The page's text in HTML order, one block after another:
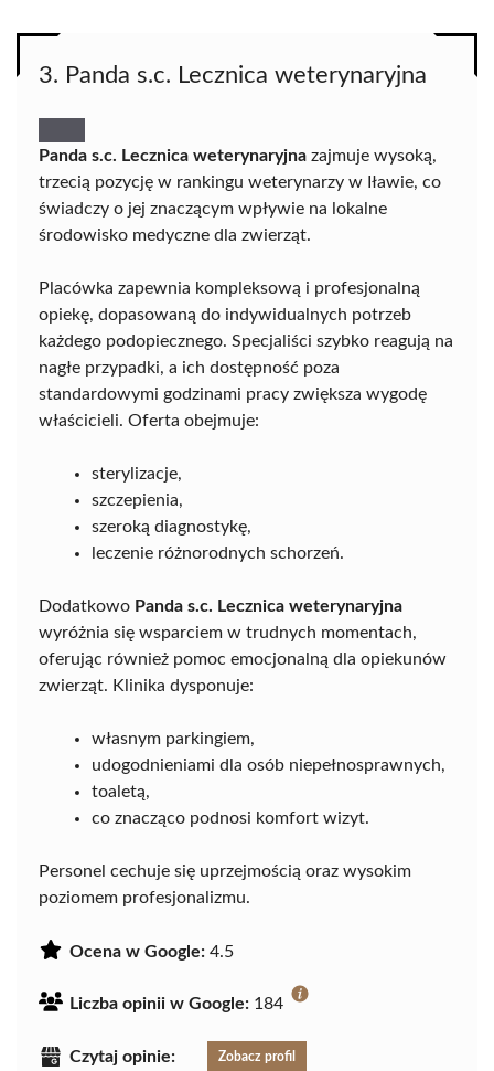
3. Panda s.c. Lecznica weterynaryjna
Panda s.c. Lecznica weterynaryjna zajmuje wysoką,
trzecią pozycję w rankingu weterynarzy w Iławie, co
świadczy o jej znaczącym wpływie na lokalne
środowisko medyczne dla zwierząt.
Placówka zapewnia kompleksową i profesjonalną
opiekę, dopasowaną do indywidualnych potrzeb
każdego podopiecznego. Specjaliści szybko reagują na
nagłe przypadki, a ich dostępność poza
standardowymi godzinami pracy zwiększa wygodę
właścicieli. Oferta obejmuje:
sterylizacje,
szczepienia,
szeroką diagnostykę,
leczenie różnorodnych schorzeń.
Dodatkowo Panda s.c. Lecznica weterynaryjna
wyróżnia się wsparciem w trudnych momentach,
oferując również pomoc emocjonalną dla opiekunów
zwierząt. Klinika dysponuje:
własnym parkingiem,
udogodnieniami dla osób niepełnosprawnych,
toaletą,
co znacząco podnosi komfort wizyt.
Personel cechuje się uprzejmością oraz wysokim
poziomem profesjonalizmu.
Ocena w Google: 4.5
Liczba opinii w Google: 184
Czytaj opinie: Zobacz profil